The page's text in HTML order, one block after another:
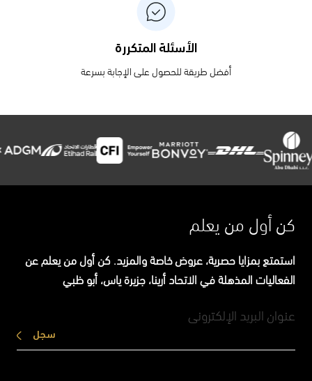
الأسئلة المتكررة
أفضل طريقة للحصول على الإجابة بسرعة
كن أول من يعلم
استمتع بمزايا حصرية، عروض خاصة والمزيد. كن أول من يعلم عن
الفعاليات المذهلة في الاتحاد أرينا، جزيرة ياس، أبو ظبي
سجل